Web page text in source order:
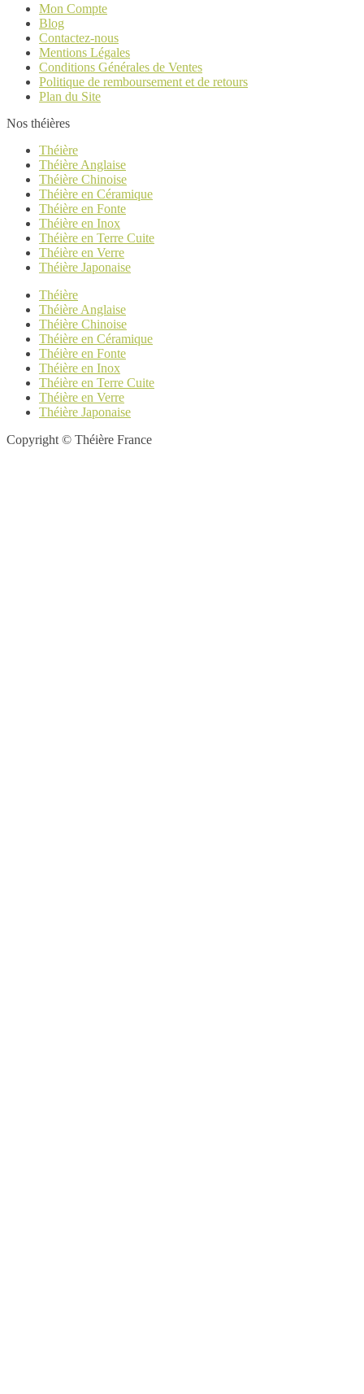
Mon Compte
Blog
Contactez-nous
Mentions Légales
Conditions Générales de Ventes
Politique de remboursement et de retours
Plan du Site
Nos théières
Théière
Théière Anglaise
Théière Chinoise
Théière en Céramique
Théière en Fonte
Théière en Inox
Théière en Terre Cuite
Théière en Verre
Théière Japonaise
Théière
Théière Anglaise
Théière Chinoise
Théière en Céramique
Théière en Fonte
Théière en Inox
Théière en Terre Cuite
Théière en Verre
Théière Japonaise
Copyright © Théière France